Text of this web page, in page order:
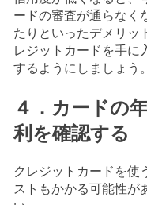
ードの審査が通らなく
たりといったデメリッ
レジットカードを手に
するようにしましょう。
４．カードの
利を確認する
クレジットカードを使
ストもかかる可能性が